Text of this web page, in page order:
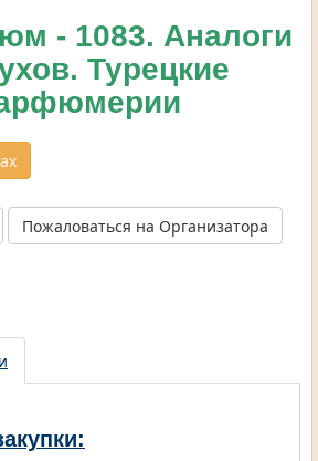
- 1083. Аналоги
Турецкие
Пожаловаться на Организатора